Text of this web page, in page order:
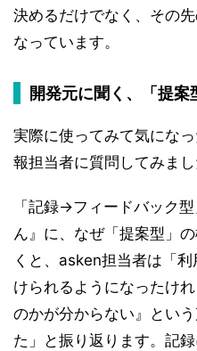
決めるだけでなく、その
なっています。
開発元に聞く、「提
実際に使ってみて気にな
報担当者に質問してみまし
「記録→フィードバック
ん』に、なぜ「提案型」
くと、asken担当者は「
けられるようになったけ
のかが分からない』とい
た」と振り返ります。記